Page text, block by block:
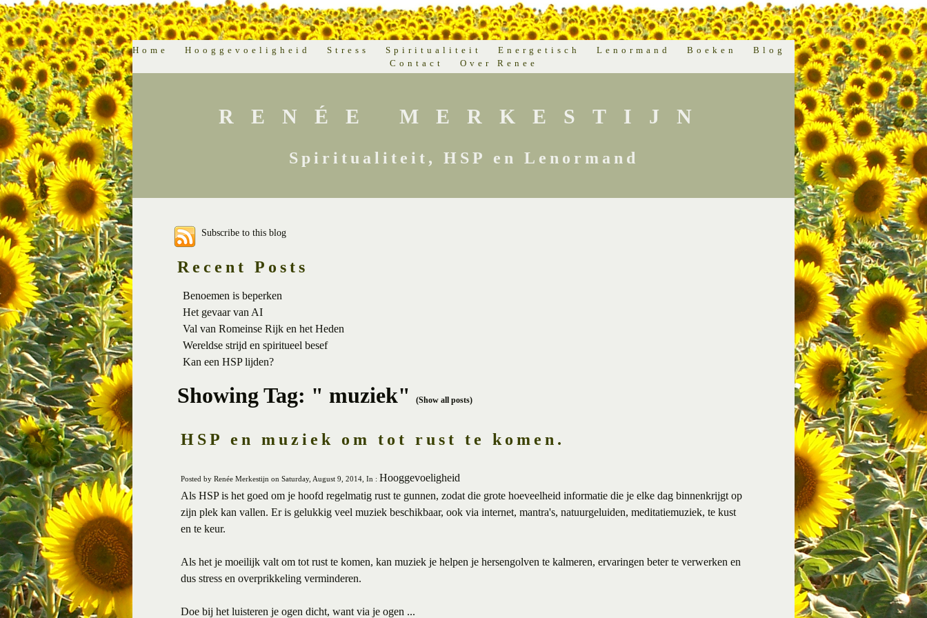
Home Hooggevoeligheid Stress Spiritualiteit Energetisch Lenormand Boeken
Blog
Contact
Over Renee
RENÉE MERKESTIJN
Spiritualiteit, HSP en Lenormand
Subscribe to this blog
Recent Posts
Benoemen is beperken
Het gevaar van AI
Val van Romeinse Rijk en het Heden
Wereldse strijd en spiritueel besef
Kan een HSP lijden?
Showing Tag: " muziek" (Show all posts)
HSP en muziek om tot rust te komen.
Posted by Renée Merkestijn on Saturday, August 9, 2014, In : Hooggevoeligheid
Als HSP is het goed om je hoofd regelmatig rust te gunnen, zodat die grote hoeveelheid informatie die je elke dag binnenkrijgt op
zijn plek kan vallen. Er is gelukkig veel muziek beschikbaar, ook via internet, mantra's, natuurgeluiden, meditatiemuziek, te kust
en te keur.
Als het je moeilijk valt om tot rust te komen, kan muziek je helpen je hersengolven te kalmeren, ervaringen beter te verwerken en
dus stress en overprikkeling verminderen.
Doe bij het luisteren je ogen dicht, want via je ogen ...